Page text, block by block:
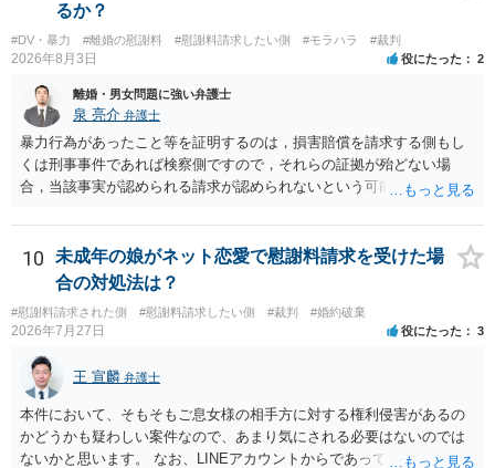
るか？
#DV・暴力 #離婚の慰謝料 #慰謝料請求したい側 #モラハラ #裁判
2026年8月3日 役にたった 2
離婚・男女問題に強い弁護士
泉 亮介 弁護士
暴力行為があったこと等を証明するのは，損害賠償を請求する側もし
くは刑事事件であれば検察側ですので，それらの証拠が殆どない場
合，当該事実が認められる請求が認められないという可能性はあるで
10
未成年の娘がネット恋愛で慰謝料請求を受けた場
合の対処法は？
#慰謝料請求された側 #慰謝料請求したい側 #裁判 #婚約破棄
2026年7月27日 役にたった 3
王 宣麟 弁護士
本件において、そもそもご息女様の相手方に対する権利侵害があるの
かどうかも疑わしい案件なので、あまり気にされる必要はないのでは
ないかと思います。 なお、LINEアカウントからであっても、そこに紐